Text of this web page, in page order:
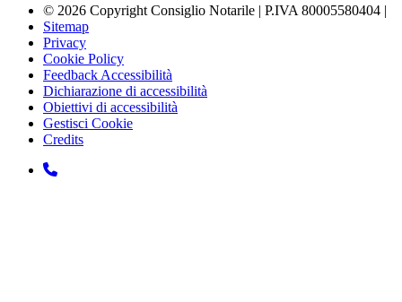
© 2026 Copyright Consiglio Notarile | P.IVA 80005580404 |
Sitemap
Privacy
Cookie Policy
Feedback Accessibilità
Dichiarazione di accessibilità
Obiettivi di accessibilità
Gestisci Cookie
Credits